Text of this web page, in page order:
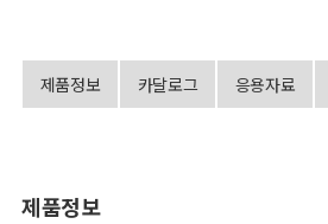
제품정보 카달로그 응용자료
제품정보